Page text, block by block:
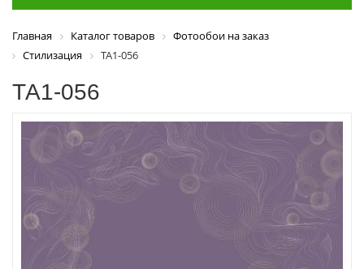
Главная Каталог товаров
Фотообои на заказ
Стилизация
ТА1-056
ТА1-056